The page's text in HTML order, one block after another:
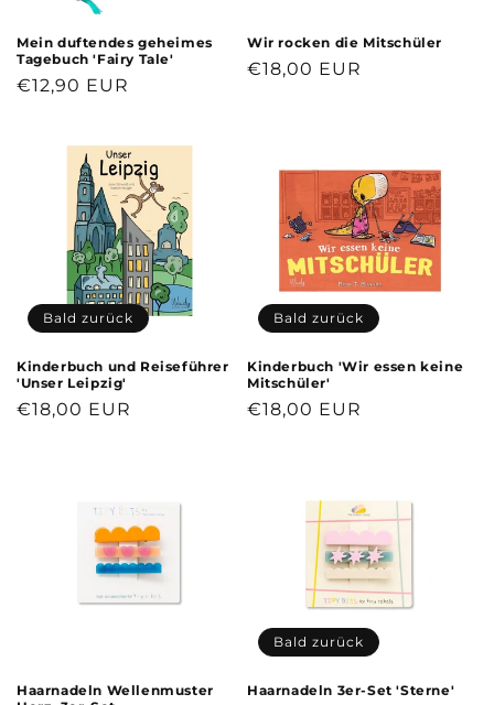
Mein duftendes geheimes
Tagebuch 'Fairy Tale'
Normaler
€12,90 EUR
Wir rocken die Mitschüler
Normaler
€18,00 EUR
Bald zurück
Kinderbuch und Reiseführer
'Unser Leipzig'
Normaler
€18,00 EUR
Bald zurück
Kinderbuch 'Wir essen keine
Mitschüler'
Normaler
€18,00 EUR
Haarnadeln Wellenmuster
Bald zurück
Haarnadeln 3er-Set 'Sterne'